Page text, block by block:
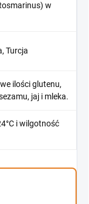
w
Turcja
ilości glutenu,
jaj i mleka.
i wilgotność